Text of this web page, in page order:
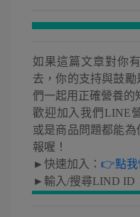
如果這篇文章對你
去，你的支持與鼓
們一起用正確營養的
歡迎加入我們LINE
或是商品問題都能
報喔！
►快速加入： 👉點我
►輸入/搜尋LIND ID